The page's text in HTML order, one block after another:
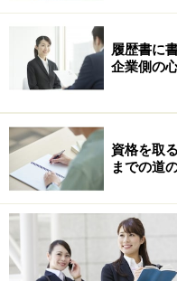
履歴書に
企業側の
資格を取
までの道